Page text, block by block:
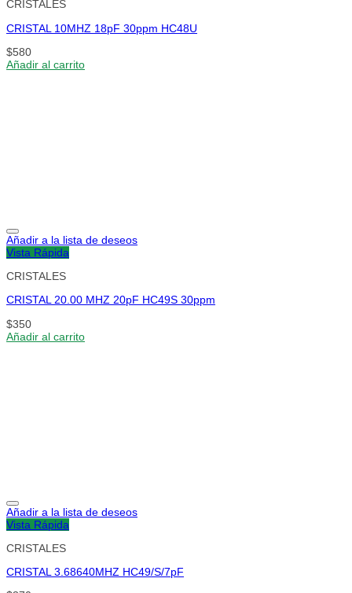
CRISTALES
CRISTAL 10MHZ 18pF 30ppm HC48U
$580
Añadir al carrito
Añadir a la lista de deseos
Vista Rápida
CRISTALES
CRISTAL 20.00 MHZ 20pF HC49S 30ppm
$350
Añadir al carrito
Añadir a la lista de deseos
Vista Rápida
CRISTALES
CRISTAL 3.68640MHZ HC49/S/7pF